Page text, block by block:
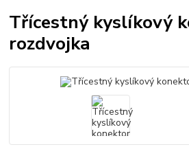
Třícestný kyslíkový
rozdvojka